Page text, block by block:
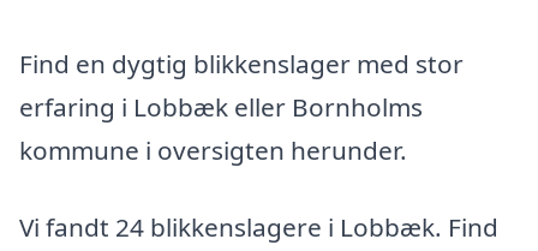
Find en dygtig blikkenslager med stor
erfaring i Lobbæk eller Bornholms
kommune i oversigten herunder.
Vi fandt 24 blikkenslagere i Lobbæk. Find